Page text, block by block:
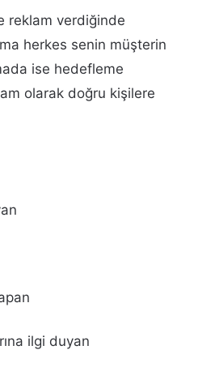
reklam verdiğinde
herkes senin müşterin
ise hedefleme
olarak doğru kişilere
ilgi duyan